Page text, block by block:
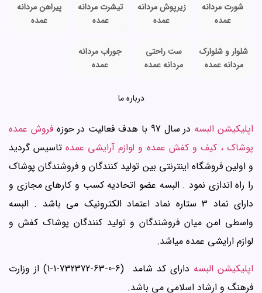
شورت مردانه
عمده
زیرپوش مردانه
عمده
تیشرت مردانه
عمده
پیراهن مردانه
عمده
شلوار و شلوارک
مردانه عمده
ست راحتی
مردانه عمده
جوراب مردانه
عمده
درباره ما
اپلیکیشن البسه در سال 97 با هدف فعالیت در حوزه
فروش عمده
پوشاک ، کیف و کفش عمده و لوازم آرایشی عمدهتاسیس گردید
و اولین فروشگاه اینترنتی بین تولید کنندگان و فروشندگان پوشاک
را راه اندازی نمود . البسه عضو اتحادیه کسب و کارهای مجازی و
دارای نماد 3 ستاره نماد اعتماد الکترونیک می باشد . البسه
واسطی امن میان فروشندگان و تولید کنندگان پوشاک کفش و
لوازم ارایشی عمده میاشد.
اپلیکیشن البسه
دارای کد شامد (6-0-63-732372-1-1) از وزارت
فرهنگ و ارشاد اسلامی می باشد.